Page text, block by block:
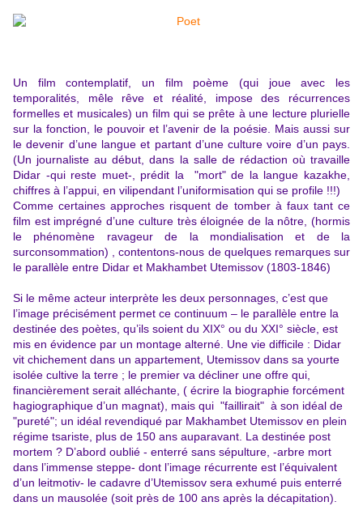
Un film contemplatif, un film poème (qui joue avec les
temporalités, mêle rêve et réalité, impose des récurrences
formelles et musicales) un film qui se prête à une lecture plurielle
sur la fonction, le pouvoir et l’avenir de la poésie . Mais aussi sur
le devenir d’une langue et partant d’une culture voire d’un pays.
(Un journaliste au début, dans la salle de rédaction où travaille
Didar -qui reste muet-, prédit la "mort" de la langue kazakhe,
chiffres à l’appui, en vilipendant l’uniformisation qui se profile !!!)
Comme certaines approches risquent de tomber à faux tant ce
film est imprégné d’une culture très éloignée de la nôtre, (hormis
le phénomène ravageur de la mondialisation et de la
surconsommation) , contentons-nous de quelques remarques sur
le parallèle entre Didar et Makhambet Utemissov (1803-1846)
Si le même acteur interprète les deux personnages, c’est que
l’image précisément permet ce continuum – le parallèle entre la
destinée des poètes, qu’ils soient du XIX° ou du XXI° siècle, est
mis en évidence par un montage alterné. Une vie difficile : Didar
vit chichement dans un appartement, Utemissov dans sa yourte
isolée cultive la terre ; le premier va décliner une offre qui,
financièrement serait alléchante, ( écrire la biographie forcément
hagiographique d’un magnat), mais qui "faillirait" à son idéal de
"pureté"; un idéal revendiqué par Makhambet Utemissov en plein
régime tsariste, plus de 150 ans auparavant. La destinée post
mortem ? D’abord oublié - enterré sans sépulture, -arbre mort
dans l’immense steppe- dont l’image récurrente est l’équivalent
d’un leitmotiv- le cadavre d’Utemissov sera exhumé puis enterré
dans un mausolée (soit près de 100 ans après la décapitation).